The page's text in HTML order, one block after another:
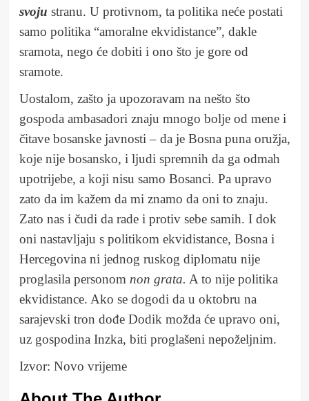
svoju stranu. U protivnom, ta politika neće postati
samo politika “amoralne ekvidistance”, dakle
sramota, nego će dobiti i ono što je gore od
sramote.
Uostalom, zašto ja upozoravam na nešto što
gospoda ambasadori znaju mnogo bolje od mene i
čitave bosanske javnosti – da je Bosna puna oružja,
koje nije bosansko, i ljudi spremnih da ga odmah
upotrijebe, a koji nisu samo Bosanci. Pa upravo
zato da im kažem da mi znamo da oni to znaju.
Zato nas i čudi da rade i protiv sebe samih. I dok
oni nastavljaju s politikom ekvidistance, Bosna i
Hercegovina ni jednog ruskog diplomatu nije
proglasila personom non grata. A to nije politika
ekvidistance. Ako se dogodi da u oktobru na
sarajevski tron dođe Dodik možda će upravo oni,
uz gospodina Inzka, biti proglašeni nepoželjnim.
Izvor: Novo vrijeme